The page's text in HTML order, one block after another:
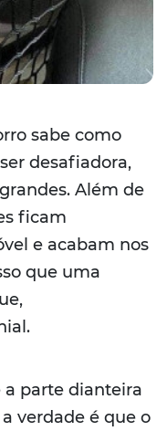
sabe como
desafiadora,
Além de
ficam
e acabam nos
que uma
parte dianteira
verdade é que o